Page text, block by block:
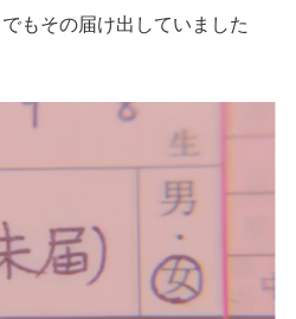
もその届け出していました